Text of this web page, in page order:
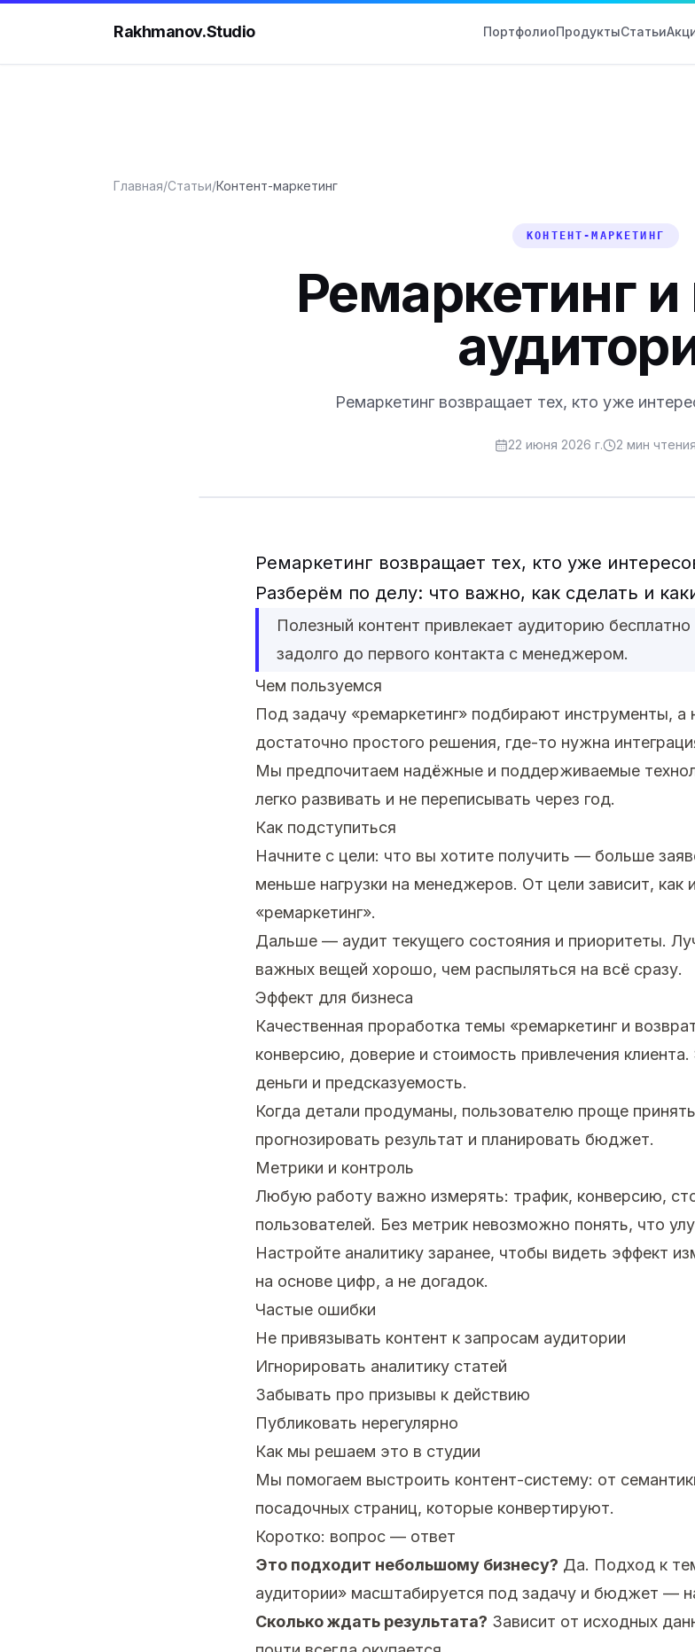
Rakhmanov.Studio ПортфолиоПродуктыСтатьи
Главная/Статьи/Контент-маркетинг
КОНТЕНТ-МАРКЕТИНГ
Ремаркетинг и
Ремаркетинг возвращает тех, кто уже
22 июня 2026 г. 2 мин чтения
Ремаркетинг возвращает тех, кто уже
Разберём по делу: что важно, как сделать и
Полезный контент привлекает аудиторию
задолго до первого контакта с менеджером.
Чем пользуемся
Под задачу «ремаркетинг» подбирают инструменты, а
достаточно простого решения, где-то нужна
Мы предпочитаем надёжные и поддерживаемые
легко развивать и не переписывать через год.
Как подступиться
Начните с цели: что вы хотите получить — больше
меньше нагрузки на менеджеров. От цели зависит, как
«ремаркетинг».
Дальше — аудит текущего состояния и приоритеты.
важных вещей хорошо, чем распыляться на всё сразу.
Эффект для бизнеса
Качественная проработка темы «ремаркетинг и
конверсию, доверие и стоимость привлечения
деньги и предсказуемость.
Когда детали продуманы, пользователю проще
прогнозировать результат и планировать бюджет.
Метрики и контроль
Любую работу важно измерять: трафик, конверсию,
пользователей. Без метрик невозможно понять, что
Настройте аналитику заранее, чтобы видеть эффект
на основе цифр, а не догадок.
Частые ошибки
Не привязывать контент к запросам аудитории
Игнорировать аналитику статей
Забывать про призывы к действию
Публиковать нерегулярно
Как мы решаем это в студии
Мы помогаем выстроить контент-систему: от
посадочных страниц, которые конвертируют.
Коротко: вопрос — ответ
Это подходит небольшому бизнесу? Да. Подход к
аудитории» масштабируется под задачу и бюджет —
Сколько ждать результата? Зависит от исходных